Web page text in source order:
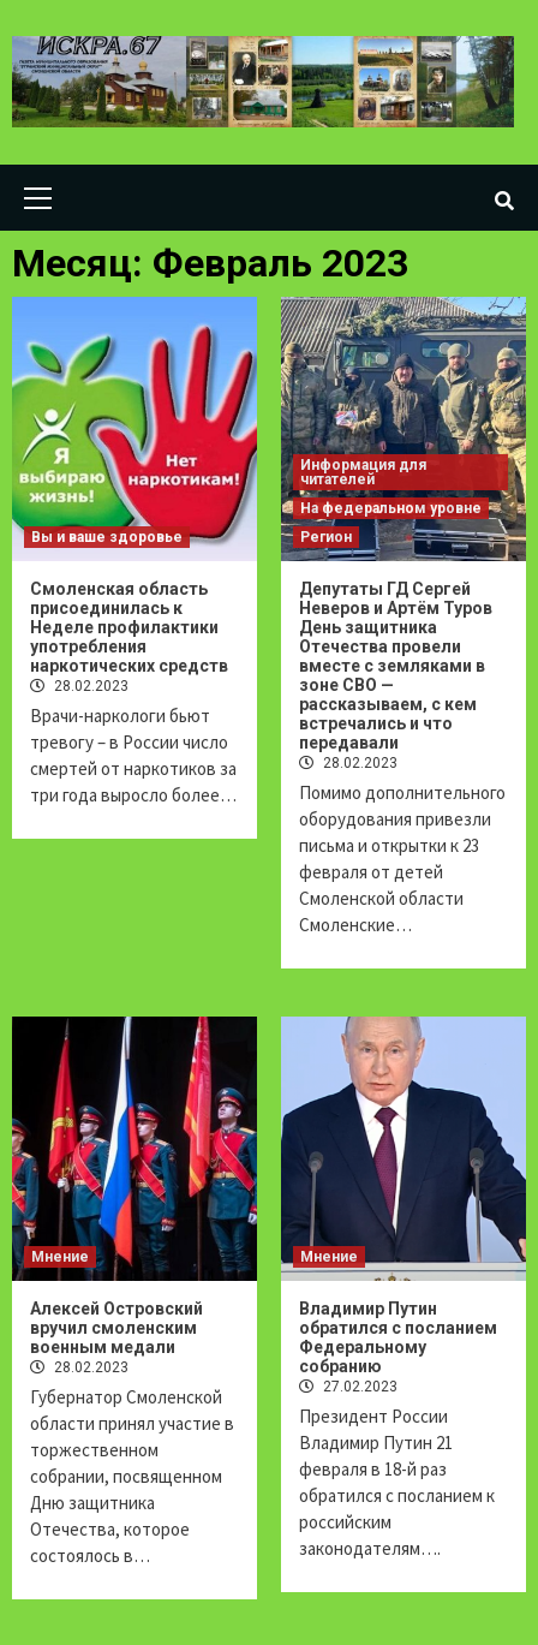
to
content
Месяц: Февраль 2023
Вы и ваше здоровье
Смоленская область
присоединилась к
Неделе профилактики
употребления
наркотических средств
28.02.2023
Врачи-наркологи бьют
тревогу – в России число
смертей от наркотиков за
три года выросло более…
Информация для
читателей
На федеральном уровне
Регион
Депутаты ГД Сергей
Неверов и Артём Туров
День защитника
Отечества провели
вместе с земляками в
зоне СВО —
рассказываем, с кем
встречались и что
передавали
28.02.2023
Помимо дополнительного
оборудования привезли
письма и открытки к 23
февраля от детей
Смоленской области
Смоленские…
Мнение
Алексей Островский
вручил смоленским
военным медали
28.02.2023
Губернатор Смоленской
области принял участие в
торжественном
собрании, посвященном
Дню защитника
Отечества, которое
состоялось в…
Мнение
Владимир Путин
обратился с посланием
Федеральному
собранию
27.02.2023
Президент России
Владимир Путин 21
февраля в 18-й раз
обратился с посланием к
российским
законодателям….